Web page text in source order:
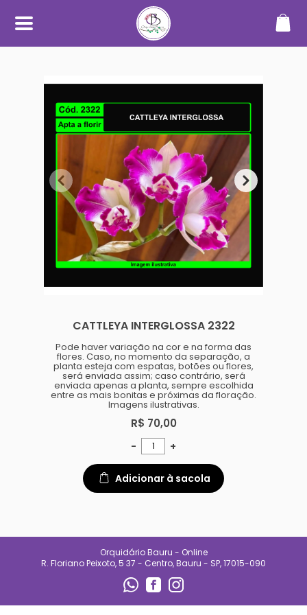
ornamentais, unindo
conhecimento, cuidado e
dedicação para oferecer uma
experiência diferenciada a quem
aprecia o mundo das plantas.
Trabalhamos com cultivo
próprio e seleção de espécies de
alta qualidade, sempre
priorizando plantas saudáveis,
bem desenvolvidas e com
informações claras no catálogo.
Nosso objetivo é tornar a compra
simples, segura e transparente —
desde a escolha até o
Além do catálogo online,
Bauru, onde plantas são
acompanhamento diário.
para quem está começando,
ajudando clientes a entender
necessidades de luz, rega e
manejo de cada espécie.
No Orquidário Bauru, cada
planta é tratada com respeito, e
cada cliente é recebido com
atenção. Nosso compromisso é
entregar qualidade, confiança e
uma experiência que incentive o
CATTLEYA INTERGLOSSA 2322
Pode haver variação na cor e na forma das
flores. Caso, no momento da separação, a
planta esteja com espatas, botões ou flores,
será enviada assim; caso contrário, será
enviada apenas a planta, sempre escolhida
entre as mais bonitas e próximas da floração.
Imagens ilustrativas.
R$ 70,00
- +
Adicionar à sacola
Orquidário Bauru - Online
R. Floriano Peixoto, 5 37 - Centro, Bauru - SP, 17015-090